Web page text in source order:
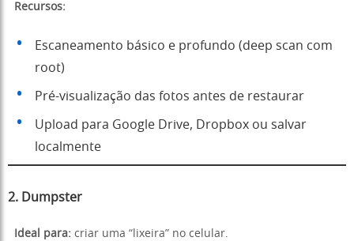
Recursos:
Escaneamento básico e profundo (deep scan com
root)
Pré-visualização das fotos antes de restaurar
Upload para Google Drive, Dropbox ou salvar
localmente
2. Dumpster
Ideal para: criar uma “lixeira” no celular.